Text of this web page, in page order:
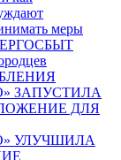
меры
ЗАПУСТИЛА
ДЛЯ
УЛУЧШИЛА